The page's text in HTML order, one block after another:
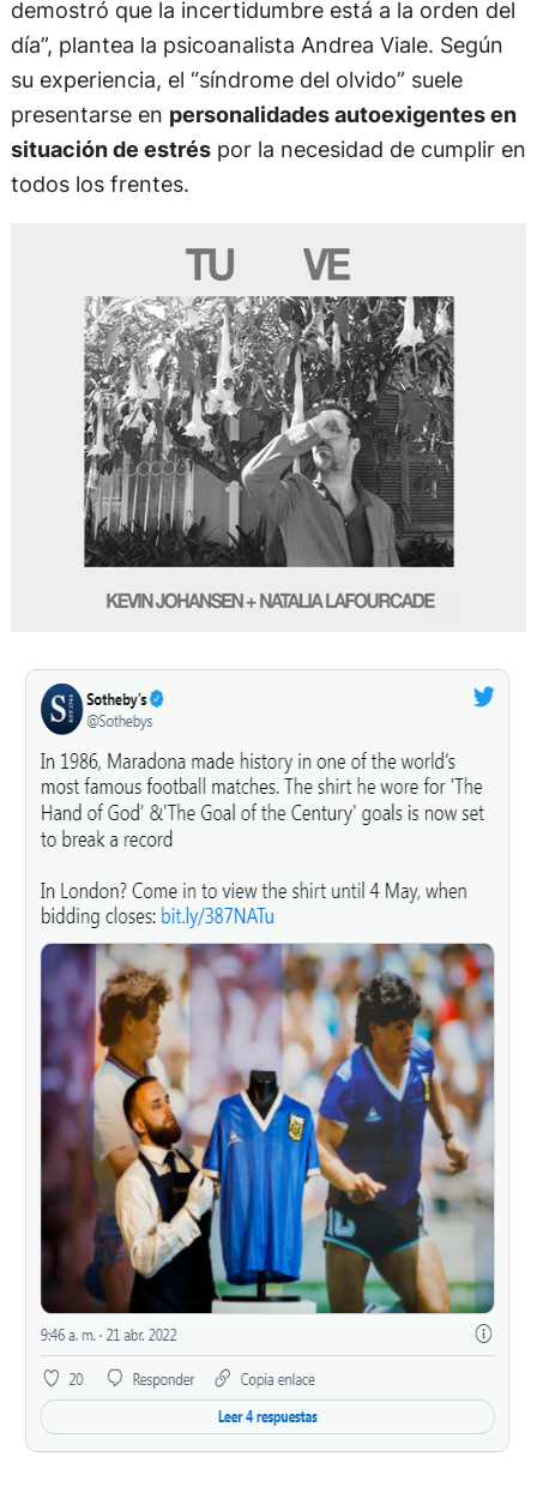
demostró que la incertidumbre está a la orden del
día”, plantea la psicoanalista Andrea Viale. Según
su experiencia, el “síndrome del olvido” suele
presentarse en personalidades autoexigentes en
situación de estréspor la necesidad de cumplir en
todos los frentes.